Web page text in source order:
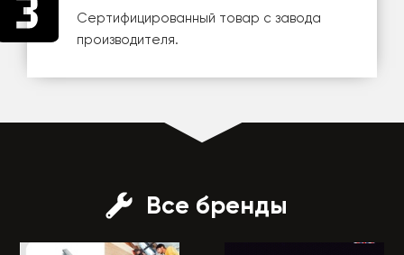
Сертифицированный товар с завода
производителя.
Все бренды